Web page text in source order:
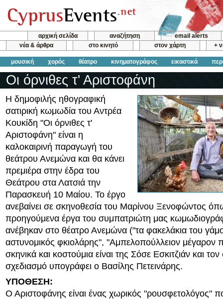
αρχική σελίδα αναζήτηση
email alerts
νέα & άρθρα
στο κινητό στον χάρτη +
μουσική χορός θέατρο κινηματογράφος εικαστικά
Οι όρνιθες τ' Αριστοφάνη
Η δημοφιλής ηθογραφική
σατιρική κωμωδία του Αντρέα
Κουκίδη "Οι όρνιθες τ'
Αριστοφάνη" είναι η
καλοκαιρινή παραγωγή του
θεάτρου Ανεμώνα και θα κάνει
πρεμιέρα στην έδρα του
Θεάτρου στα Λατσιά την
Παρασκευή 10 Μαίου. Το έργο
ανεβαίνει σε σκηνοθεσία του Μαρίνου Ξενοφώντος
προηγούμενα έργα του συμπατριώτη μας
ανέβηκαν στο θέατρο Ανεμώνα ("τα φακελάκια του
αστυνομικός φκιολάρης", "Αμπελοπούλλειον μέγαρον
σκηνικά και κοστούμια είναι της Σόσε Εσκιτζιάν και τον
σχεδιασμό υπογράφει ο Βασίλης Πετεινάρης.
ΥΠΟΘΕΣΗ:
Ο Αριστοφάνης είναι ένας χωρικός "ρουσφετολόγος"